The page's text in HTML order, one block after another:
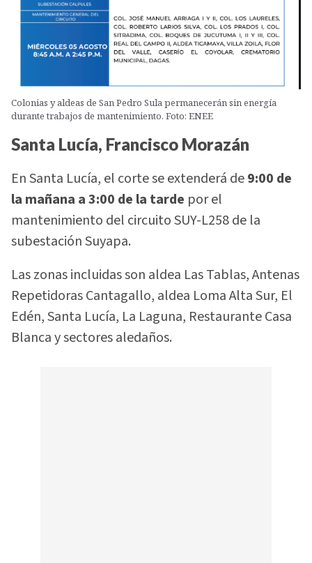
Colonias y aldeas de San Pedro Sula permanecerán sin energía
durante trabajos de mantenimiento. Foto: ENEE
Santa Lucía, Francisco Morazán
En Santa Lucía, el corte se extenderá de9:00 de
la mañana a 3:00 de la tarde por el
mantenimiento del circuito SUY-L258 de la
subestación Suyapa.
Las zonas incluidas son aldea Las Tablas, Antenas
Repetidoras Cantagallo, aldea Loma Alta Sur, El
Edén, Santa Lucía, La Laguna, Restaurante Casa
Blanca y sectores aledaños.